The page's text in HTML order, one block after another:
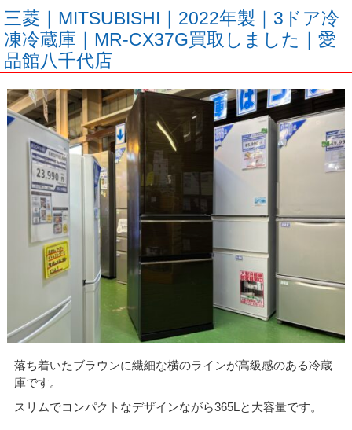
三菱｜MITSUBISHI｜2022年製｜3ドア冷
凍冷蔵庫｜MR-CX37G買取しました｜愛
品館八千代店
落ち着いたブラウンに繊細な横のラインが高級感のある冷蔵
庫です。
スリムでコンパクトなデザインながら365Lと大容量です。